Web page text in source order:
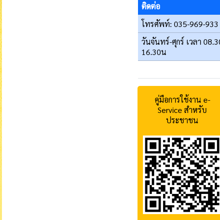
ติดต่อ
โทรศัพท์: 035-969-933
วันจันทร์-ศุกร์ เวลา
16.30น
คู่มือการใช้งาน e-
Service สำหรับ
ประชาชน